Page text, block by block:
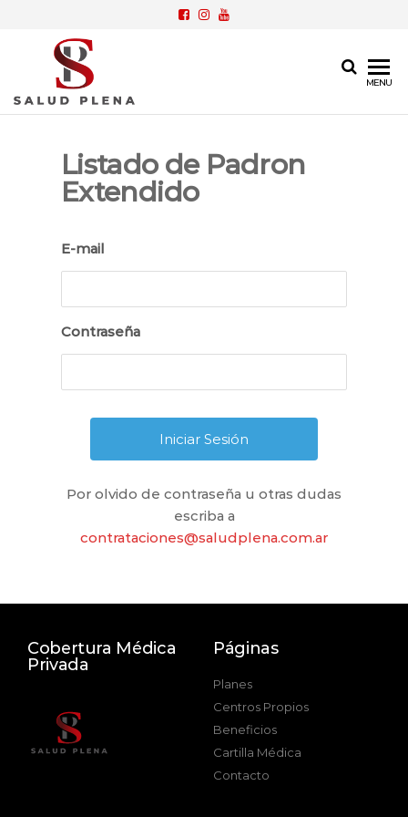
Salud
MENU
Listado de Padron
Extendido
E-mail
Contraseña
Por olvido de contraseña u otras dudas
escriba a
contrataciones@saludplena.com.ar
Cobertura Médica
Privada
Páginas
Planes
Centros Propios
Beneficios
Cartilla Médica
Contacto